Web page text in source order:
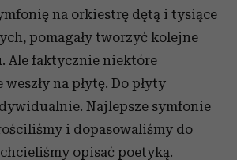
na orkiestrę dętą i tysiące
pomagały tworzyć kolejne
Ale faktycznie niektóre
na płytę. Do płyty
Najlepsze symfonie
i dopasowaliśmy do
opisać poetyką.